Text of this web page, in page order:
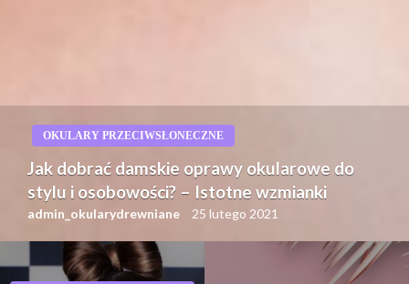
OKULARY PRZECIWSŁONECZNE
Jak dobrać damskie oprawy okularowe do
stylu i osobowości? – Istotne wzmianki
admin_okularydrewniane 25 lutego 2021